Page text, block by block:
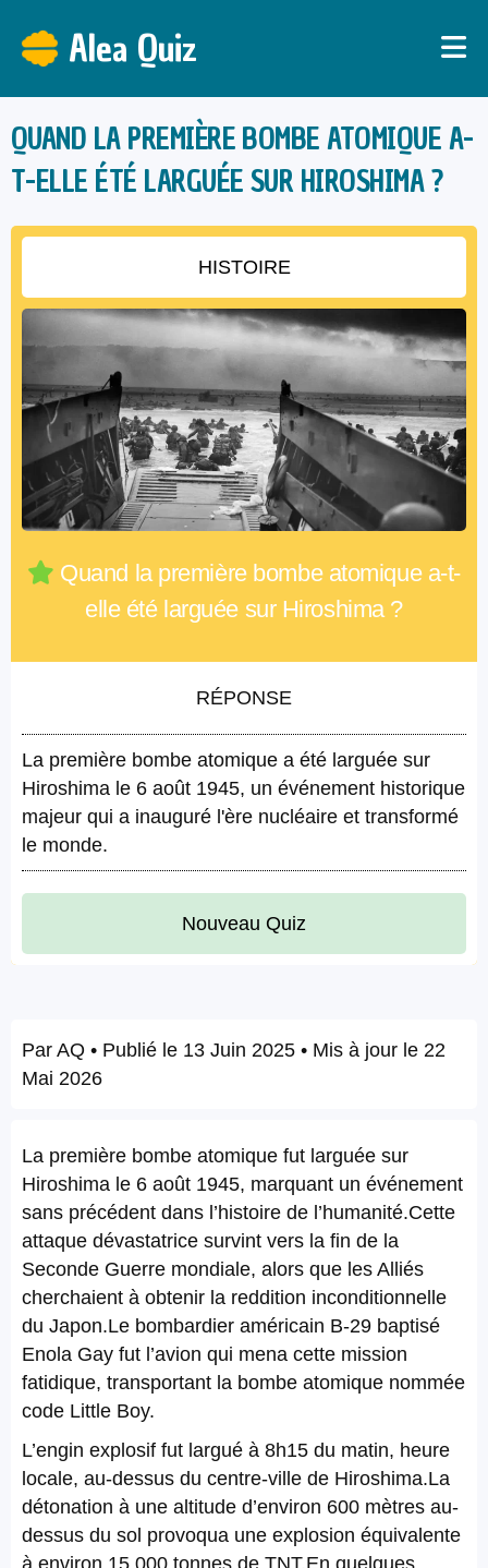
Alea Quiz
QUAND LA PREMIÈRE BOMBE ATOMIQUE A-
T-ELLE ÉTÉ LARGUÉE SUR HIROSHIMA ?
HISTOIRE
Quand la première bombe atomique a-t-
elle été larguée sur Hiroshima ?
RÉPONSE
La première bombe atomique a été larguée sur
Hiroshima le 6 août 1945, un événement historique
majeur qui a inauguré l'ère nucléaire et transformé
le monde.
Nouveau Quiz
Par AQ • Publié le 13 Juin 2025 • Mis à jour le 22
Mai 2026
La première bombe atomique fut larguée sur
Hiroshima le 6 août 1945, marquant un événement
sans précédent dans l’histoire de l’humanité.Cette
attaque dévastatrice survint vers la fin de la
Seconde Guerre mondiale, alors que les Alliés
cherchaient à obtenir la reddition inconditionnelle
du Japon.Le bombardier américain B-29 baptisé
Enola Gay fut l’avion qui mena cette mission
fatidique, transportant la bombe atomique nommée
code Little Boy.
L’engin explosif fut largué à 8h15 du matin, heure
locale, au-dessus du centre-ville de Hiroshima.La
détonation à une altitude d’environ 600 mètres au-
dessus du sol provoqua une explosion équivalente
à environ 15 000 tonnes de TNT.En quelques